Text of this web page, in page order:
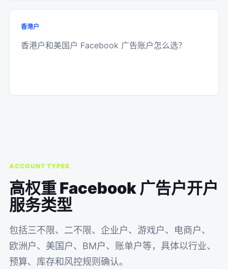
香港户
香港户和美国户 Facebook 广告账户怎么选？
ACCOUNT TYPES
高权重 Facebook 广告户开户
服务类型
包括三不限、二不限、企业户、游戏户、电商户、
欧洲户、美国户、BM户、账单户等，具体以行业、
预算、库存和风控规则确认。